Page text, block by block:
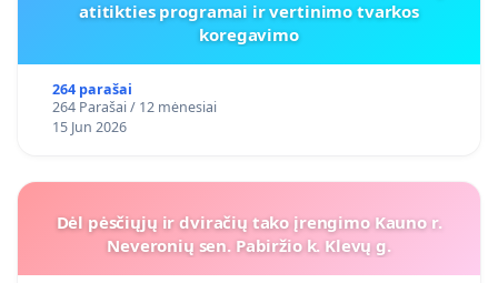
atitikties programai ir vertinimo tvarkos
koregavimo
264 parašai
264 Parašai / 12 mėnesiai
15 Jun 2026
Dėl pėsčiųjų ir dviračių tako įrengimo Kauno r.
Neveronių sen. Pabiržio k. Klevų g.